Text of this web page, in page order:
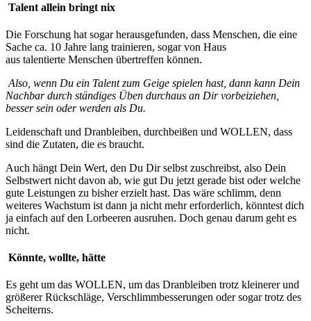
Talent allein bringt nix
Die Forschung hat sogar herausgefunden, dass Menschen, die eine
Sache ca. 10 Jahre lang trainieren, sogar von Haus
aus talentierte Menschen übertreffen können.
Also, wenn Du ein Talent zum Geige spielen hast, dann kann Dein
Nachbar durch ständiges Üben durchaus an Dir vorbeiziehen,
besser sein oder werden als Du.
Leidenschaft und Dranbleiben, durchbeißen und WOLLEN, dass
sind die Zutaten, die es braucht.
Auch hängt Dein Wert, den Du Dir selbst zuschreibst, also Dein
Selbstwert nicht davon ab, wie gut Du jetzt gerade bist oder welche
gute Leistungen zu bisher erzielt hast. Das wäre schlimm, denn
weiteres Wachstum ist dann ja nicht mehr erforderlich, könntest dich
ja einfach auf den Lorbeeren ausruhen. Doch genau darum geht es
nicht.
Könnte, wollte, hätte
Es geht um das WOLLEN, um das Dranbleiben trotz kleinerer und
größerer Rückschläge, Verschlimmbesserungen oder sogar trotz des
Scheiterns.